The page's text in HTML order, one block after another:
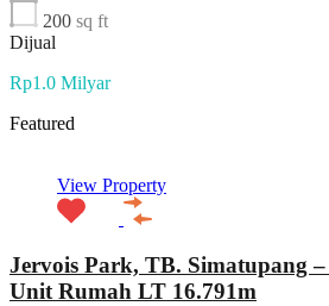
200 sq ft
Dijual
Rp1.0 Milyar
Featured
View Property
Jervois Park, TB. Simatupang
Unit Rumah LT 16.791m